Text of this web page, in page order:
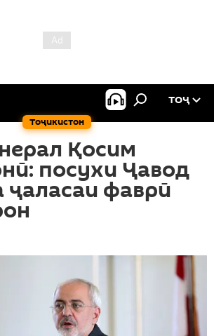
Тоҷикистон
ТОҶ
Қосим
посухи Ҷавод
ҷаласаи фаврӣ